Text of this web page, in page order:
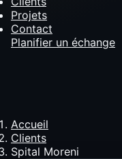
Projets
Contact
Planifier un échange
Accueil
Clients
Spital Moreni